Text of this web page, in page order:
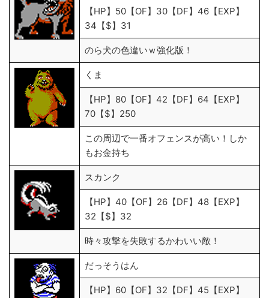
【HP】50【OF】30【DF】46【EXP】
34【$】31
のら犬の色違いｗ強化版！
くま
【HP】80【OF】42【DF】64【EXP】
70【$】250
この周辺で一番オフェンスが高い！しか
もお金持ち
スカンク
【HP】40【OF】26【DF】48【EXP】
32【$】32
時々攻撃を失敗するかわいい敵！
だっそうはん
【HP】60【OF】32【DF】45【EXP】